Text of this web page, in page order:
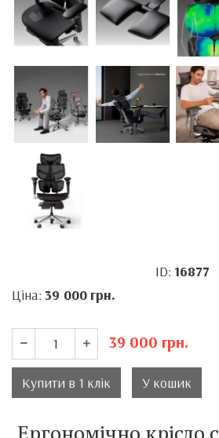
ID: 16877
Ціна: 39 000 грн.
39 000 грн.
Купити в 1 клік У кошик